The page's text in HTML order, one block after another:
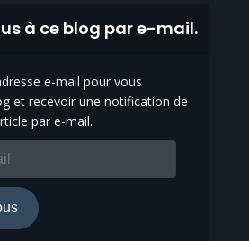
à ce blog par e-mail.
e-mail pour vous
et recevoir une notification de
par e-mail.